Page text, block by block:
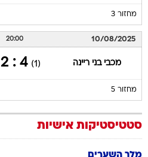
מחזור 3
10/08/2025
20:00
מכבי בני ריינה (1)
4 : 2
מחזור 5
סטטיסטיקות אישיות